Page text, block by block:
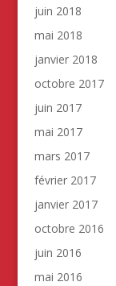
juin 2018
mai 2018
janvier 2018
octobre 2017
juin 2017
mai 2017
mars 2017
février 2017
janvier 2017
octobre 2016
juin 2016
mai 2016